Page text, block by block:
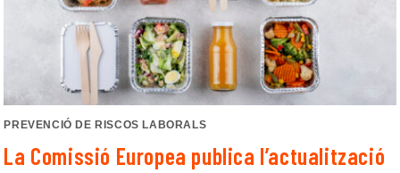
PREVENCIÓ DE RISCOS LABORALS
La Comissió Europea publica l’actualització